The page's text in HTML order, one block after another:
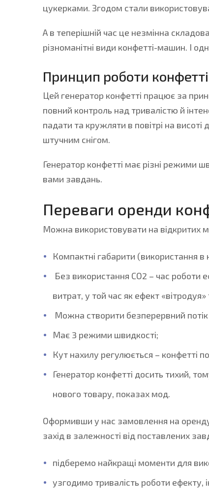
цукерками. Згодом стали
А в теперішній час це незмінна
різноманітні види конфетті-машин. І
Принцип роботи
Цей генератор конфетті працює за
повний контроль над тривалістю й
падати та кружляти в повітрі на
штучним снігом.
Генератор конфетті має різні режими
вами завдань.
Переваги оренди
Можна використовувати на відкритих
Компактні габарити (використання
Без використання СО2 – час
витрат, у той час як ефект
Можна створити безперервний
Має 3 режими швидкості;
Кут нахилу регулюється – конфетті
Генератор конфетті досить тихий,
нового товару, показах мод.
Оформивши у нас замовлення на
захід в залежності від поставлених
підберемо найкращі моменти для
узгодимо тривалість роботи ефекту,